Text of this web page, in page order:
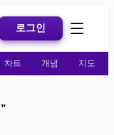
로그인
차트 개념 지도
”